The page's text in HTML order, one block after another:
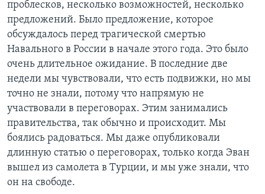
проблесков, несколько возможностей, несколько
предложений. Было предложение, которое
обсуждалось перед трагической смертью
Навального в России в начале этого года. Это было
очень длительное ожидание. В последние две
недели мы чувствовали, что есть подвижки, но мы
точно не знали, потому что напрямую не
участвовали в переговорах. Этим занимались
правительства, так обычно и происходит. Мы
боялись радоваться. Мы даже опубликовали
длинную статью о переговорах, только когда Эван
вышел из самолета в Турции, и мы уже знали, что
он на свободе.